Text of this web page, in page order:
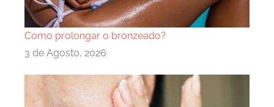
Como prolongar o bronzeado?
3 de Agosto, 2026